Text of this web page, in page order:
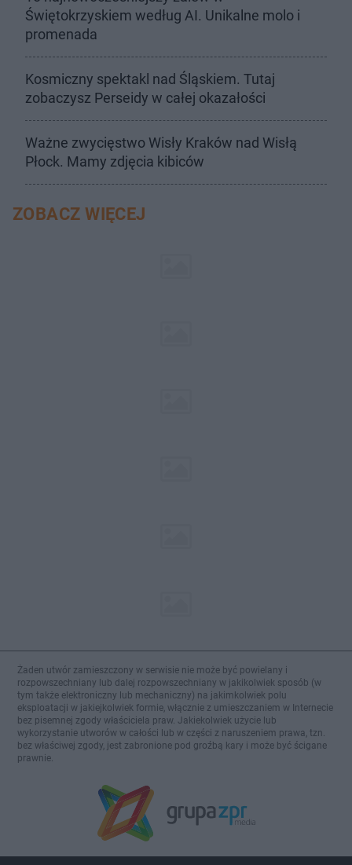
Świętokrzyskiem według AI. Unikalne molo i
promenada
Kosmiczny spektakl nad Śląskiem. Tutaj
zobaczysz Perseidy w całej okazałości
Ważne zwycięstwo Wisły Kraków nad Wisłą
Płock. Mamy zdjęcia kibiców
ZOBACZ WIĘCEJ
Żaden utwór zamieszczony w serwisie nie może być powielany i
rozpowszechniany lub dalej rozpowszechniany w jakikolwiek sposób (w
tym także elektroniczny lub mechaniczny) na jakimkolwiek polu
eksploatacji w jakiejkolwiek formie, włącznie z umieszczaniem w Internecie
bez pisemnej zgody właściciela praw. Jakiekolwiek użycie lub
wykorzystanie utworów w całości lub w części z naruszeniem prawa, tzn.
bez właściwej zgody, jest zabronione pod groźbą kary i może być ścigane
prawnie.